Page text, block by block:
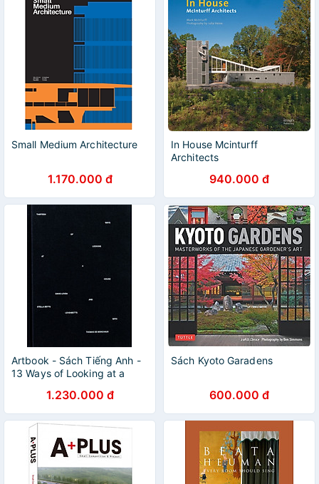
Small Medium Architecture
1.170.000 đ
In House Mcinturff
Architects
940.000 đ
Artbook - Sách Tiếng Anh -
13 Ways of Looking at a
1.230.000 đ
Sách Kyoto Garadens
600.000 đ